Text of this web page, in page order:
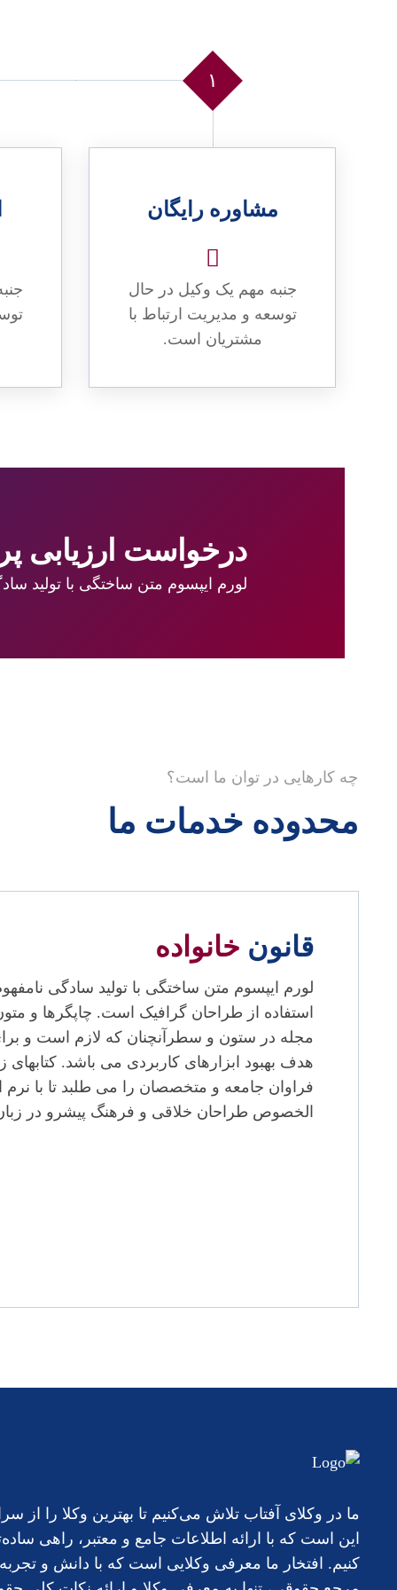
۱
مشاوره رایگان
جنبه مهم یک وکیل در حال
توسعه و مدیریت ارتباط با
مشتریان است.
درخواست ارزیابی
لورم ایپسوم متن ساختگی با تولید
چه کارهایی در توان ما است؟
محدوده خدمات ما
قانون خانواده
لورم ایپسوم متن ساختگی با تولید سادگی
استفاده از طراحان گرافیک است. چاپگرها و
مجله در ستون و سطرآنچنان که لازم است و
هدف بهبود ابزارهای کاربردی می باشد.
فراوان جامعه و متخصصان را می طلبد تا با
الخصوص طراحان خلاقی و فرهنگ پیشرو در
ما در وکلای آفتاب تلاش می‌کنیم تا بهترین وکلا
این است که با ارائه اطلاعات جامع و معتبر، راهی
کنیم. افتخار ما معرفی وکلایی است که با دانش و